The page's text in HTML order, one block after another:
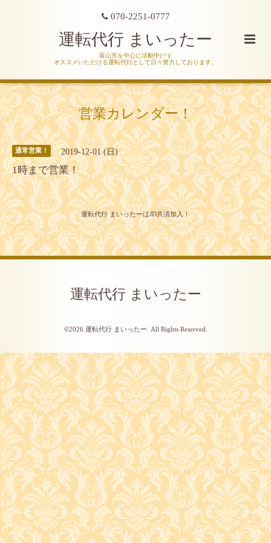
070-2251-0777
運転代行 まいったー
富山市を中心に活動中(^^)/
オススメいただける運転代行として日々努力しております。
営業カレンダー！
通常営業！ 2019-12-01 (日)
1時まで営業！
運転代行 まいったーはJD共済加入！
運転代行 まいったー
©2026 運転代行 まいったー . All Rights Reserved.